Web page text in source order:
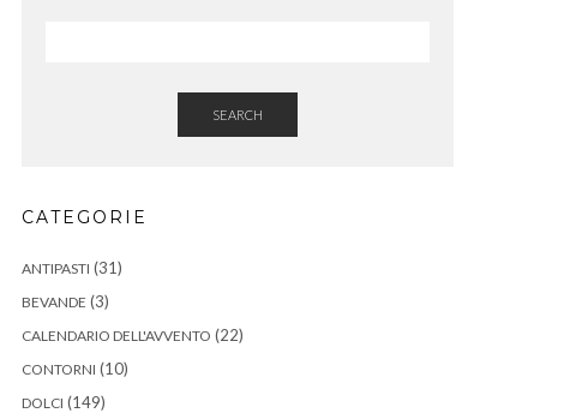
SEARCH
CATEGORIE
ANTIPASTI (31)
BEVANDE (3)
CALENDARIO DELL'AVVENTO (22)
CONTORNI (10)
DOLCI (149)